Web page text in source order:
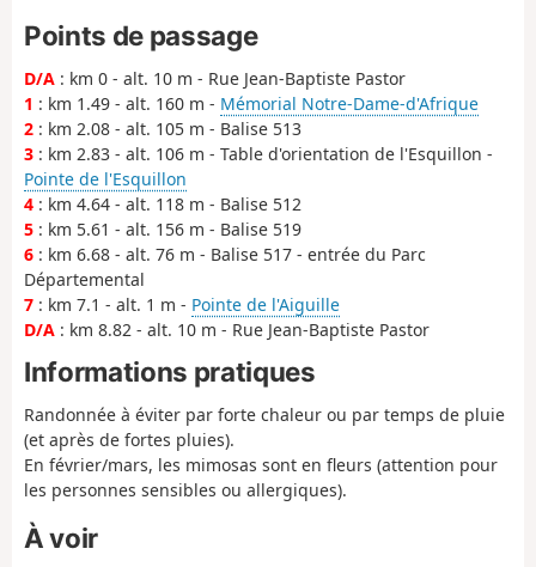
Points de passage
D/A : km 0 - alt. 10 m - Rue Jean-Baptiste Pastor
1 : km 1.49 - alt. 160 m - Mémorial Notre-Dame-d'Afrique
2 : km 2.08 - alt. 105 m - Balise 513
3 : km 2.83 - alt. 106 m - Table d'orientation de l'Esquillon -
Pointe de l'Esquillon
4 : km 4.64 - alt. 118 m - Balise 512
5 : km 5.61 - alt. 156 m - Balise 519
6 : km 6.68 - alt. 76 m - Balise 517 - entrée du Parc
Départemental
7 : km 7.1 - alt. 1 m - Pointe de l'Aiguille
D/A : km 8.82 - alt. 10 m - Rue Jean-Baptiste Pastor
Informations pratiques
Randonnée à éviter par forte chaleur ou par temps de pluie
(et après de fortes pluies).
En février/mars, les mimosas sont en fleurs (attention pour
les personnes sensibles ou allergiques).
À voir